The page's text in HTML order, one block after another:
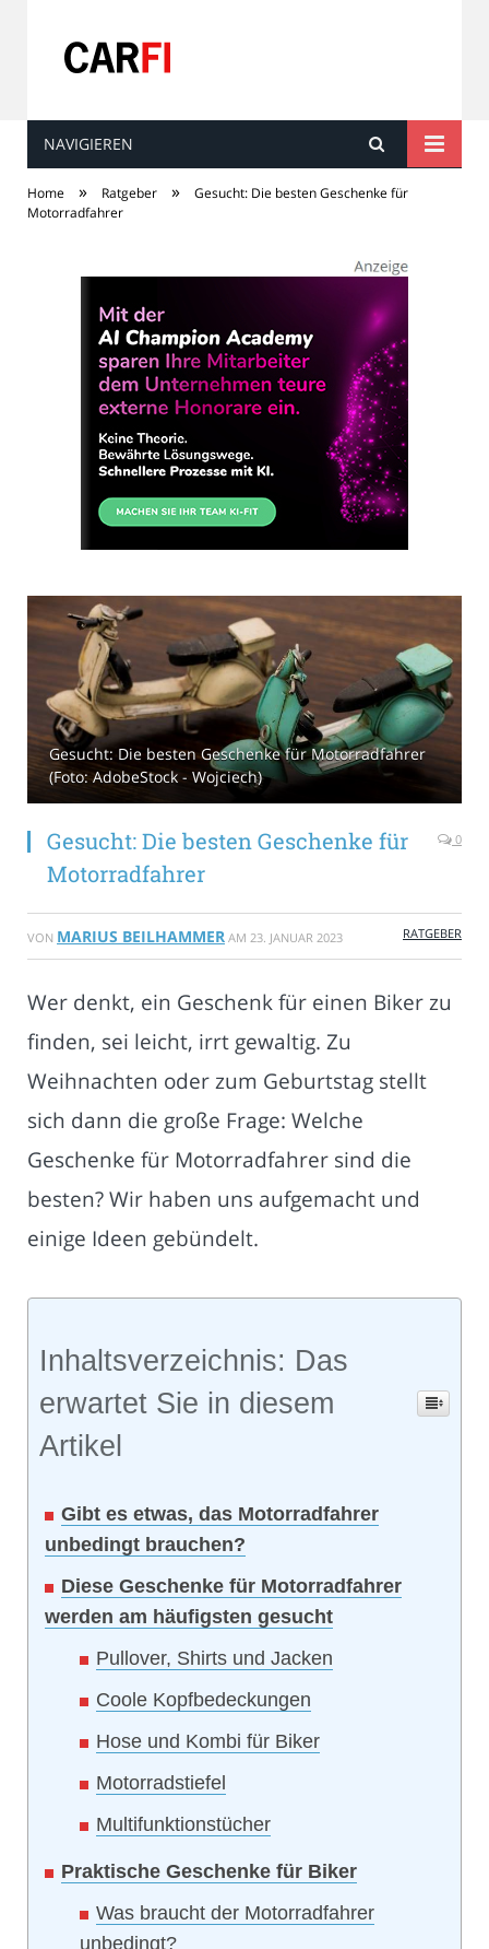
Carfi
NAVIGIEREN
Home » Ratgeber »
Gesucht: Die besten Geschenke für
Motorradfahrer
Gesucht: Die besten Geschenke für Motorradfahrer
(Foto: AdobeStock - Wojciech)
Gesucht: Die besten Geschenke für
Motorradfahrer
0
VON MARIUS BEILHAMMER AM 23. JANUAR 2023 RATGEBER
Wer denkt, ein Geschenk für einen Biker zu
finden, sei leicht, irrt gewaltig. Zu
Weihnachten oder zum Geburtstag stellt
sich dann die große Frage: Welche
Geschenke für Motorradfahrer sind die
besten? Wir haben uns aufgemacht und
einige Ideen gebündelt.
Inhaltsverzeichnis: Das
erwartet Sie in diesem
Artikel
Gibt es etwas, das Motorradfahrer
unbedingt brauchen?
Diese Geschenke für Motorradfahrer
werden am häufigsten gesucht
Pullover, Shirts und Jacken
Coole Kopfbedeckungen
Hose und Kombi für Biker
Motorradstiefel
Multifunktionstücher
Praktische Geschenke für Biker
Was braucht der Motorradfahrer
unbedingt?